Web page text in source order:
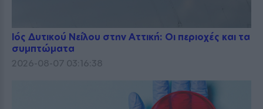
Ιός Δυτικού Νείλου στην Αττική: Οι περιοχές και τα
συμπτώματα
2026-08-07 03:16:38